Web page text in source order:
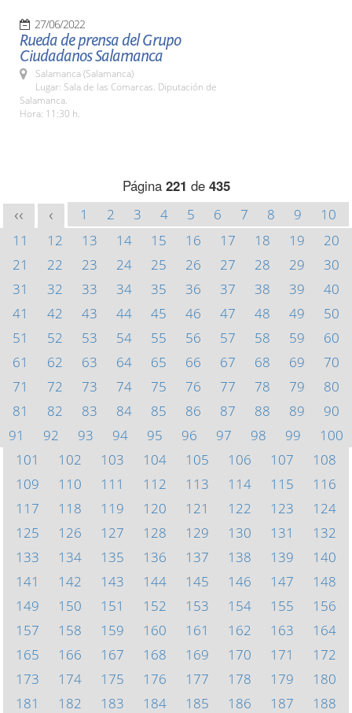
27/06/2022
Rueda de prensa del Grupo
Ciudadanos Salamanca
Salamanca (Salamanca)
Lugar: Sala de las Comarcas. Diputación de
Salamanca.
Hora: 11:30 h.
Página 221 de 435
<< < 1 2 3 4 5 6 7 8 9
10
11
12 13 14 15 16 17 18 19
20
21
22 23 24 25 26 27 28 29
30
31
32 33 34 35 36 37 38 39
40
41
42 43 44 45 46 47 48 49
50
51
52 53 54 55 56 57 58 59
60
61
62 63 64 65 66 67 68 69
70
71
72 73 74 75 76 77 78 79
80
81
82 83 84 85 86 87 88 89
90
91
92 93 94 95 96 97 98 99
100
101
102 103 104 105 106 107
108
109
110 111 112 113 114 115
116
117
118 119 120 121 122 123
124
125
126 127 128 129 130 131
132
133
134 135 136 137 138 139
140
141
142 143 144 145 146 147
148
149
150 151 152 153 154 155
156
157
158 159 160 161 162 163
164
165
166 167 168 169 170 171
172
173
174 175 176 177 178 179
180
181
182 183 184 185 186 187
188